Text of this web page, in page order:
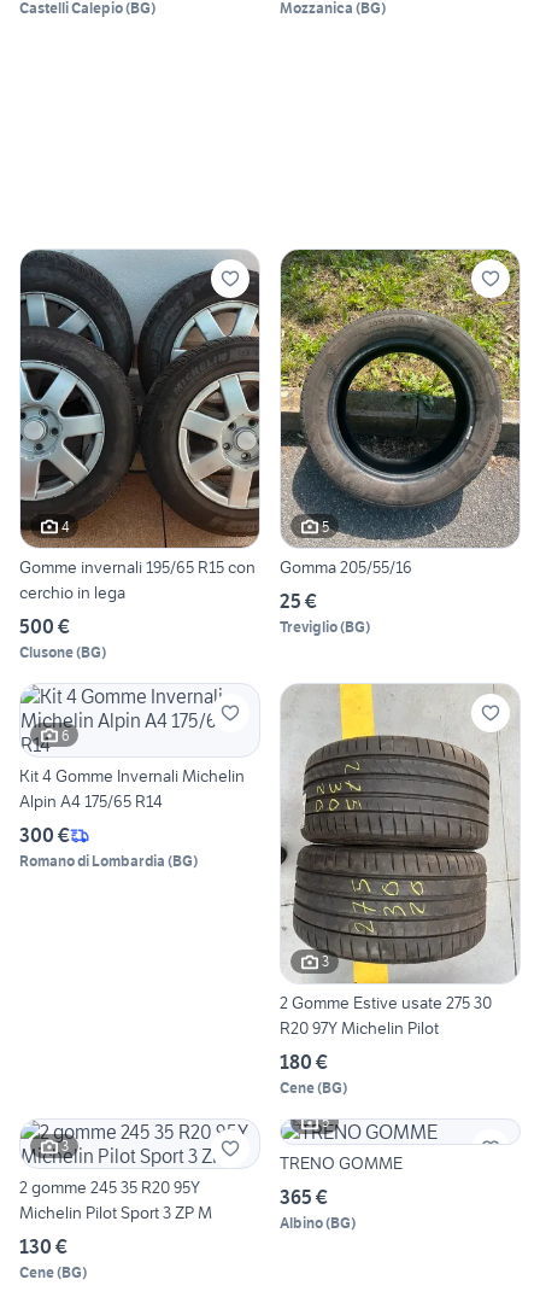
Castelli Calepio(BG) Mozzanica (BG)
4
Gomme invernali 195/65 R15 con
cerchio in lega
500 €
Clusone(BG)
5
Gomma 205/55/16
25 €
Treviglio(BG)
6
Kit 4 Gomme Invernali Michelin
Alpin A4 175/65 R14
300 €
Romano di Lombardia (BG)
3
2 Gomme Estive usate 275 30
R20 97Y Michelin Pilot
180 €
Cene(BG)
3
2 gomme 245 35 R20 95Y
Michelin Pilot Sport 3 ZP M
130 €
Cene(BG)
5
TRENO GOMME
365 €
Albino(BG)